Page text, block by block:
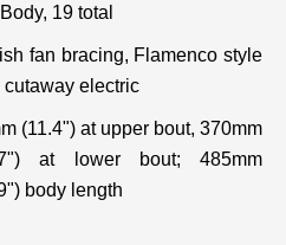
19 total
fan bracing, Flamenco style
cutaway electric
(11.4") at upper bout, 370mm
at lower bout; 485mm
body length